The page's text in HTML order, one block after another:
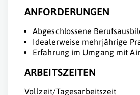
ANFORDERUNGEN
Abgeschlossene
Idealerweise mehrjährige
Erfahrung im Umgang mit
ARBEITSZEITEN
Vollzeit/Tagesarbeitszeit